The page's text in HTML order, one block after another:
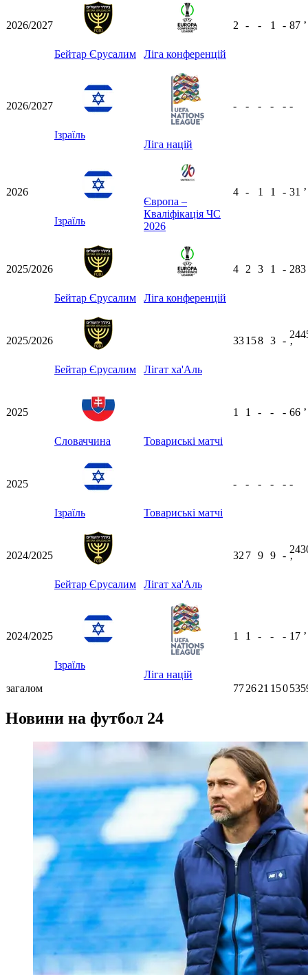
2026/2027
Бейтар Єрусалим Ліга конференцій
2 - - 1 - 87 ʼ
2026/2027
Ізраїль
Ліга націй
- - - - - -
2026
Ізраїль
Європа –
Кваліфікація ЧС
2026
4 - 1 1 - 31 ʼ
2025/2026
Бейтар Єрусалим Ліга конференцій
4 2 3 1 - 283
2025/2026
Бейтар Єрусалим Лігат ха'Аль
33158 3 -
ʼ
2025
Словаччина Товариські матчі
1 1 - - - 66 ʼ
2025
Ізраїль Товариські матчі
- - - - - -
2024/2025
Бейтар Єрусалим Лігат ха'Аль
32 7 9 9 -
ʼ
2024/2025
Ізраїль
Ліга націй
1 1 - - - 17 ʼ
загалом 772621 150
Новини на футбол 24